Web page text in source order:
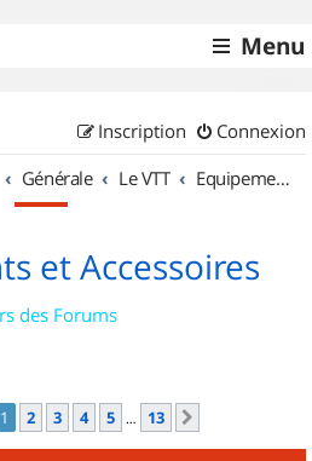
Menu
Connexion
Inscription
Générale Le VTT Equipements et Accessoires
et Accessoires
des Forums
1sur
1 2 3 4 5 … 13